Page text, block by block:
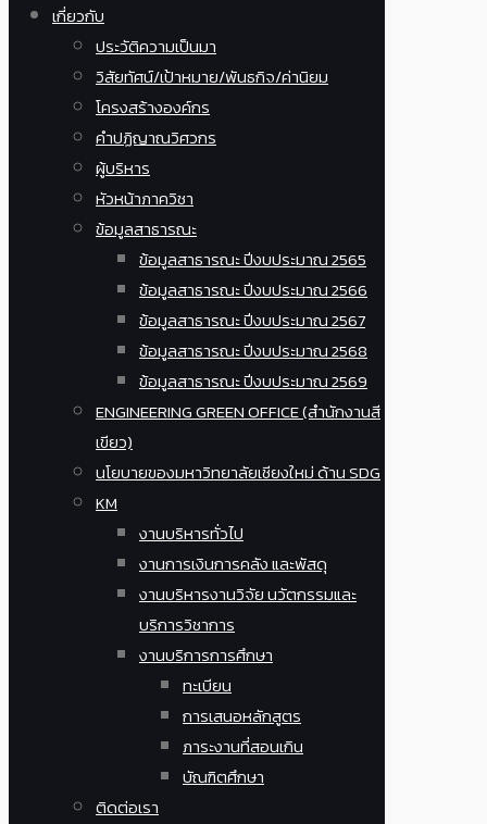
เกี่ยวกับ
ประวัติความเป็นมา
วิสัยทัศน์/เป้าหมาย/พันธกิจ/ค่านิยม
โครงสร้างองค์กร
คำปฏิญาณวิศวกร
ผู้บริหาร
หัวหน้าภาควิชา
ข้อมูลสาธารณะ
ข้อมูลสาธารณะ ปีงบประมาณ 2565
ข้อมูลสาธารณะ ปีงบประมาณ 2566
ข้อมูลสาธารณะ ปีงบประมาณ 2567
ข้อมูลสาธารณะ ปีงบประมาณ 2568
ข้อมูลสาธารณะ ปีงบประมาณ 2569
ENGINEERING GREEN OFFICE (สำนักงานสี
เขียว)
นโยบายของมหาวิทยาลัยเชียงใหม่ ด้าน SDG
KM
งานบริหารทั่วไป
งานการเงินการคลัง และพัสดุ
งานบริหารงานวิจัย นวัตกรรมและ
บริการวิชาการ
งานบริการการศึกษา
ทะเบียน
การเสนอหลักสูตร
ภาระงานที่สอนเกิน
บัณฑิตศึกษา
ติดต่อเรา